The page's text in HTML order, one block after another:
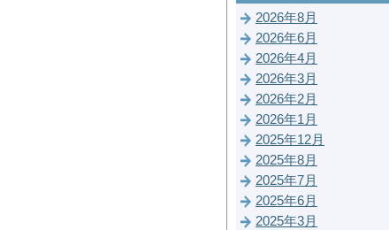
2026年8月
2026年6月
2026年4月
2026年3月
2026年2月
2026年1月
2025年12月
2025年8月
2025年7月
2025年6月
2025年3月